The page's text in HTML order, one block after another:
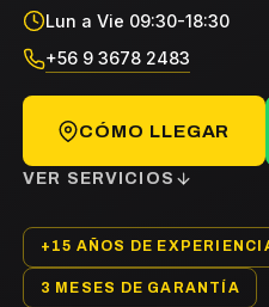
Lun a Vie 09:30-18:30
+56 9 3678 2483
CÓMO LLEGAR
VER SERVICIOS
+15 AÑOS DE
3 MESES DE GARANTÍA